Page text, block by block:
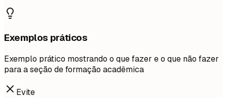
Exemplos práticos
Exemplo prático mostrando o que fazer e o que não fazer
para a seção de formação acadêmica
Evite